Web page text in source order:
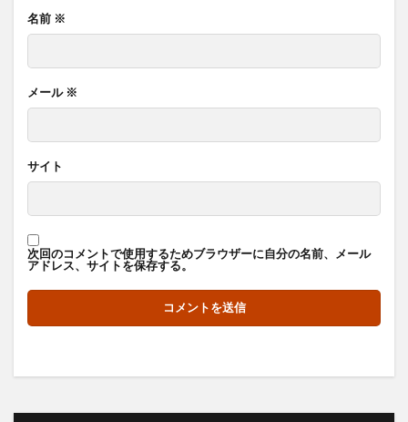
名前 ※
メール ※
サイト
次回のコメントで使用するためブラウザーに自分の名前、メール
アドレス、サイトを保存する。